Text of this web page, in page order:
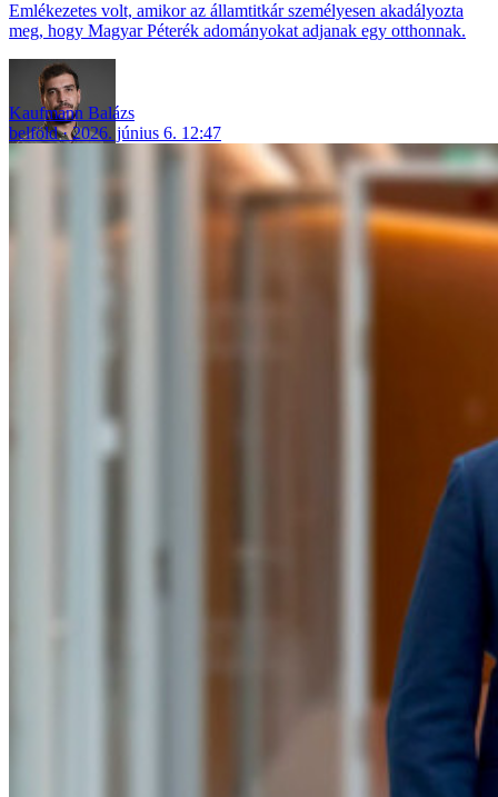
Emlékezetes volt, amikor az államtitkár személyesen akadályozta
meg, hogy Magyar Péterék adományokat adjanak egy otthonnak.
Kaufmann Balázs
belföld
2026. június 6. 12:47